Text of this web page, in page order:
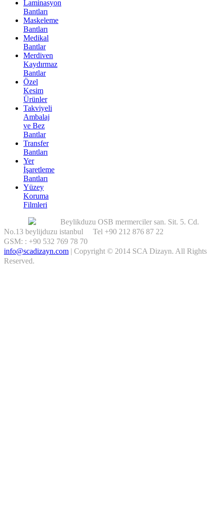
Laminasyon
Bantları
Maskeleme
Bantları
Medikal
Bantlar
Merdiven
Kaydırmaz
Bantlar
Özel
Kesim
Ürünler
Takviyeli
Ambalaj
ve Bez
Bantlar
Transfer
Bantları
Yer
İşaretleme
Bantları
Yüzey
Koruma
Filmleri
Beylikduzu OSB mermerciler san. Sit. 5. Cd.
No.13 beylijduzu istanbul Tel +90 212 876 87 22
GSM: : +90 532 769 78 70
info@scadizayn.com | Copyright © 2014 SCA Dizayn. All Rights
Reserved.